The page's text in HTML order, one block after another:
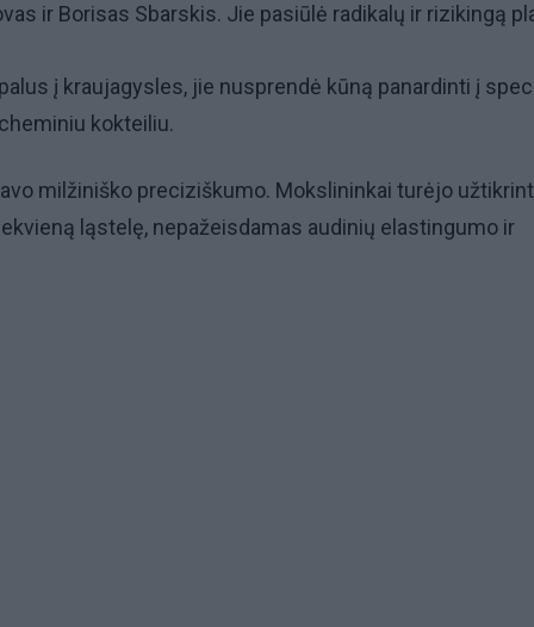
ir Borisas Sbarskis. Jie pasiūlė radikalų ir rizikingą
į kraujagysles, jie nusprendė kūną panardinti į
kokteiliu.
milžiniško preciziškumo. Mokslininkai turėjo
ląstelę, nepažeisdamas audinių elastingumo ir